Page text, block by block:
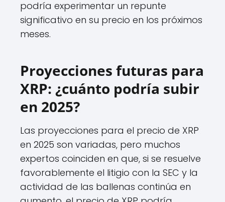
podría experimentar un repunte
significativo en su precio en los próximos
meses.
Proyecciones futuras para
XRP: ¿cuánto podría subir
en 2025?
Las proyecciones para el precio de XRP
en 2025 son variadas, pero muchos
expertos coinciden en que, si se resuelve
favorablemente el litigio con la SEC y la
actividad de las ballenas continúa en